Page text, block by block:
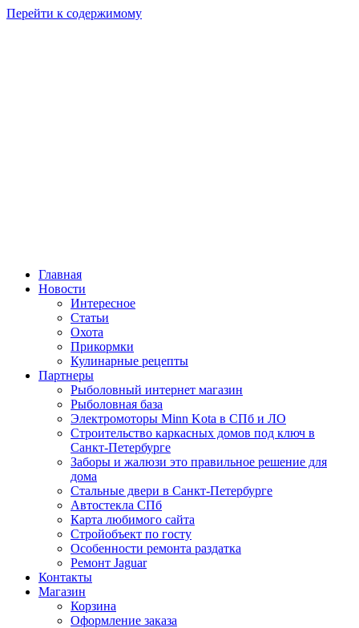
Перейти к содержимому
Главная
Новости
Интересное
Статьи
Охота
Прикормки
Кулинарные рецепты
Партнеры
Рыболовный интернет магазин
Рыболовная база
Электромоторы Minn Kota в СПб и ЛО
Строительство каркасных домов под ключ в
Санкт-Петербурге
Заборы и жалюзи это правильное решение для
дома
Стальные двери в Санкт-Петербурге
Автостекла СПб
Карта любимого сайта
Стройобъект по госту
Особенности ремонта раздатка
Ремонт Jaguar
Контакты
Магазин
Корзина
Оформление заказа